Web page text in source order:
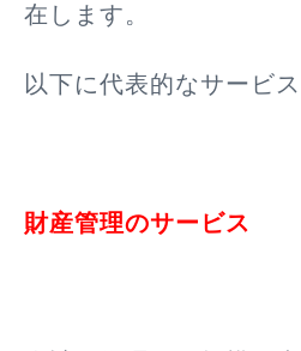
在します。
以下に代表的なサービ
財産管理のサービス